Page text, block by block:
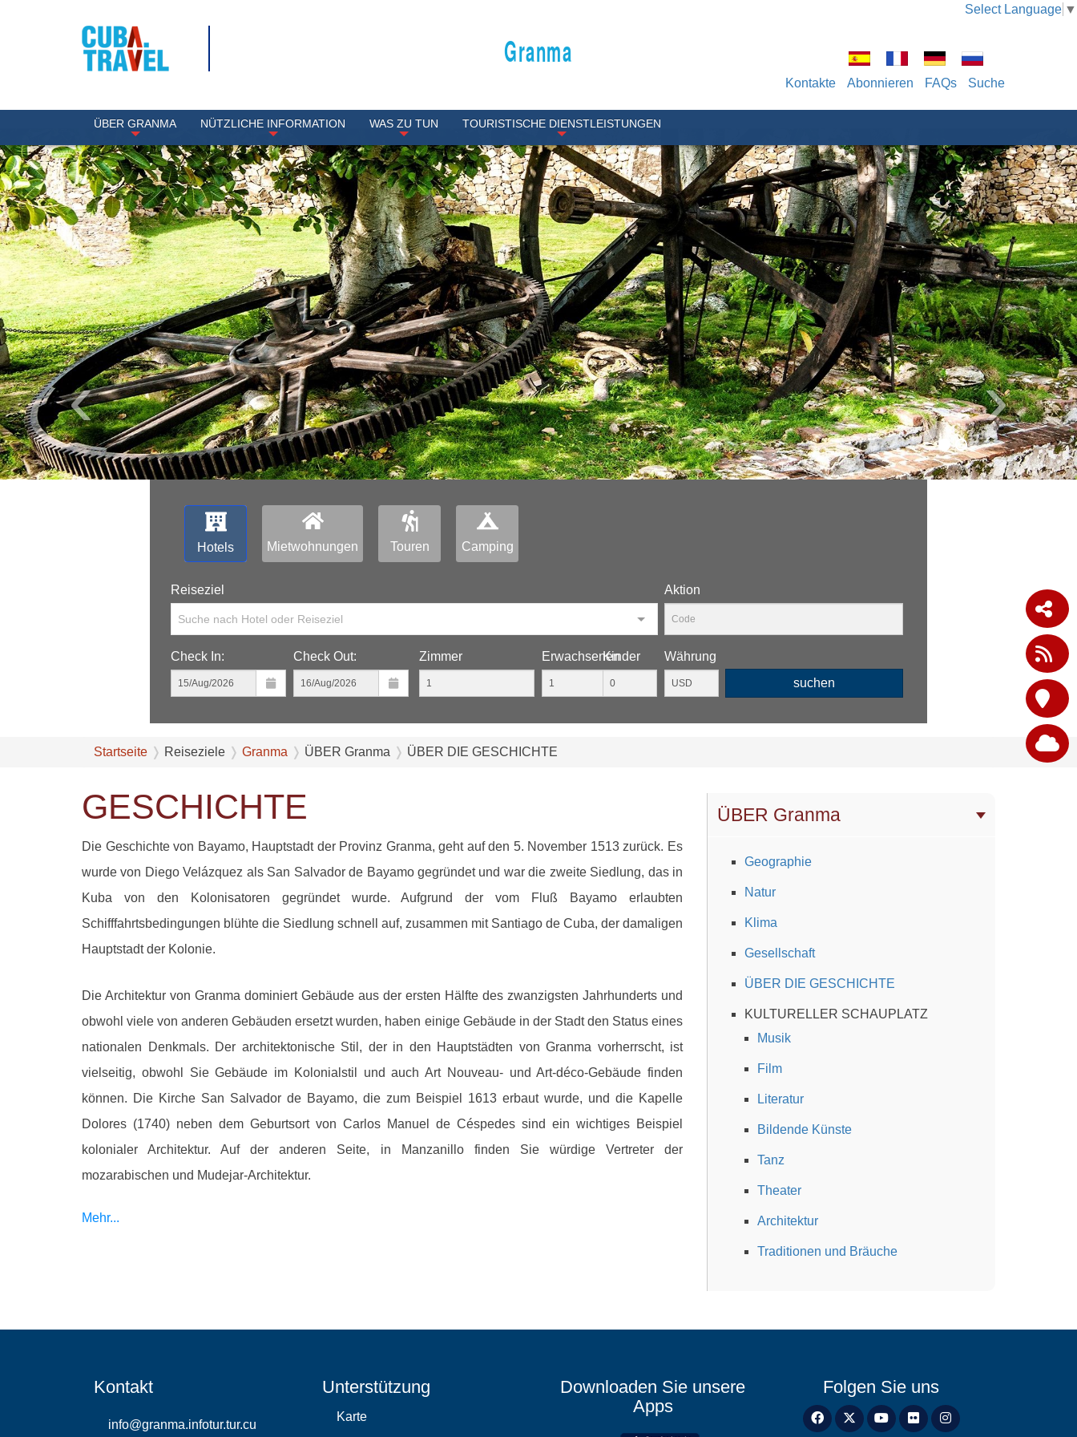
Select Language ▼
Granma
Kontakte Abonnieren FAQs Suche
ÜBER GRANMA NÜTZLICHE INFORMATION WAS ZU TUN TOURISTISCHE DIENSTLEISTUNGEN
‹ ›
Hotels Mietwohnungen Touren Camping
Reiseziel
Suche nach Hotel oder Reiseziel
Aktion
Check In: Check Out: Zimmer ErwachsenenKinder
Währung
suchen
Startseite Reiseziele Granma ÜBER Granma ÜBER DIE GESCHICHTE
ÜBER Granma
Geographie
Natur
Klima
Gesellschaft
ÜBER DIE GESCHICHTE
KULTURELLER SCHAUPLATZ
Musik
Film
Literatur
Bildende Künste
Tanz
Theater
Architektur
Traditionen und Bräuche
GESCHICHTE
Die Geschichte von Bayamo, Hauptstadt der Provinz Granma, geht auf den 5. November 1513 zurück. Es
wurde von Diego Velázquez als San Salvador de Bayamo gegründet und war die zweite Siedlung, das in
Kuba von den Kolonisatoren gegründet wurde. Aufgrund der vom Fluß Bayamo erlaubten
Schifffahrtsbedingungen blühte die Siedlung schnell auf, zusammen mit Santiago de Cuba, der damaligen
Hauptstadt der Kolonie.
Die Architektur von Granma dominiert Gebäude aus der ersten Hälfte des zwanzigsten Jahrhunderts und
obwohl viele von anderen Gebäuden ersetzt wurden, haben einige Gebäude in der Stadt den Status eines
nationalen Denkmals. Der architektonische Stil, der in den Hauptstädten von Granma vorherrscht, ist
vielseitig, obwohl Sie Gebäude im Kolonialstil und auch Art Nouveau- und Art-déco-Gebäude finden
können. Die Kirche San Salvador de Bayamo, die zum Beispiel 1613 erbaut wurde, und die Kapelle
Dolores (1740) neben dem Geburtsort von Carlos Manuel de Céspedes sind ein wichtiges Beispiel
kolonialer Architektur. Auf der anderen Seite, in Manzanillo finden Sie würdige Vertreter der
mozarabischen und Mudejar-Architektur.
Mehr...
Kontakt
info@granma.infotur.tur.cu
Unterstützung
Karte
Downloaden Sie unsere
Apps
Folgen Sie uns